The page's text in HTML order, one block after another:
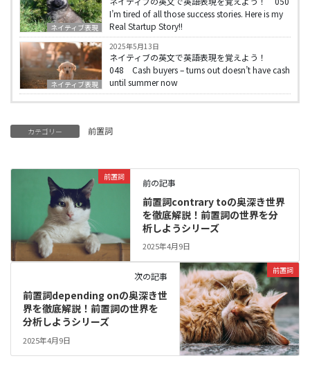
ネイティブ表現
I’m tired of all those success stories. Here is my
Real Startup Story!!
ネイティブ表現
2025年5月13日
ネイティブの英文で英語表現を覚えよう！
048 Cash buyers – turns out doesn’t have cash
until summer now
カテゴリー 前置詞
前置詞
前の記事
前置詞contrary toの奥深き世界
を徹底解説！前置詞の世界を分
析しようシリーズ
2025年4月9日
前置詞
次の記事
前置詞depending onの奥深き世
界を徹底解説！前置詞の世界を
分析しようシリーズ
2025年4月9日